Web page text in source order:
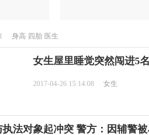
身高 四胎 医生
女生屋里睡觉突然闯进5
2017-04-26 15:14:08 女生
执法对象起冲突 警方：因辅警